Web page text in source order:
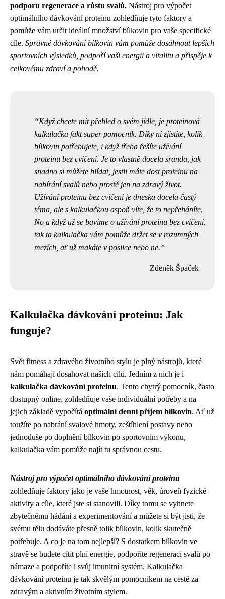
podporu regenerace a růstu svalů. Nástroj pro výpočet
optimálního dávkování proteinu zohledňuje tyto faktory a
pomůže vám určit ideální množství bílkovin pro vaše specifické
cíle. Správné dávkování bílkovin vám pomůže dosáhnout lepších
sportovních výsledků, podpoří vaši energii a vitalitu a přispěje k
celkovému zdraví a pohodě.
Když chcete mít přehled o svém jídle, je proteinová
kalkulačka fakt super pomocník. Díky ní zjistíte, kolik
bílkovin potřebujete, i když třeba řešíte užívání
proteinu bez cvičení. Je to vlastně docela sranda, jak
snadno si můžete hlídat, jestli máte dost proteinu na
nabírání svalů nebo prostě jen na zdravý život.
Užívání proteinu bez cvičení je dneska docela častý
téma, ale s kalkulačkou aspoň víte, že to nepřeháníte.
No a když už se bavíme o užívání proteinu bez cvičení,
tak ta kalkulačka vám pomůže držet se v rozumných
mezích, ať už makáte v posilce nebo ne.
Zdeněk Špaček
Kalkulačka dávkování proteinu: Jak
funguje?
Svět fitness a zdravého životního stylu je plný nástrojů, které
nám pomáhají dosahovat našich cílů. Jedním z nich je i
kalkulačka dávkování proteinu. Tento chytrý pomocník, často
dostupný online, zohledňuje vaše individuální potřeby a na
jejich základě vypočítá optimální denní příjem bílkovin. Ať už
toužíte po nabrání svalové hmoty, zeštíhlení postavy nebo
jednoduše po doplnění bílkovin po sportovním výkonu,
kalkulačka vám pomůže najít tu správnou cestu.
Nástroj pro výpočet optimálního dávkování proteinu
zohledňuje faktory jako je vaše hmotnost, věk, úroveň fyzické
aktivity a cíle, které jste si stanovili. Díky tomu se vyhnete
zbytečnému hádání a experimentování a můžete si být jisti, že
svému tělu dodáváte přesně tolik bílkovin, kolik skutečně
potřebuje. A co je na tom nejlepší? S dostatkem bílkovin ve
stravě se budete cítit plní energie, podpoříte regeneraci svalů po
námaze a podpoříte i svůj imunitní systém. Kalkulačka
dávkování proteinu je tak skvělým pomocníkem na cestě za
zdravým a aktivním životním stylem.